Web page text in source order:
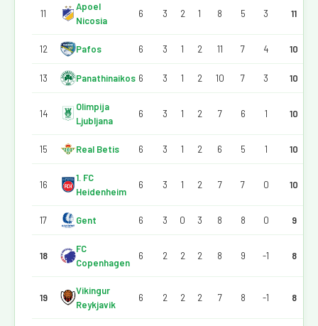
11
Apoel
Nicosia
6 3 2 1 8 5 3 11
12 Pafos 6 3 1 2 11 7 4 10
13 Panathinaikos 6 3 1 2 10 7 3 10
14
Olimpija
Ljubljana
6 3 1 2 7 6 1 10
15 Real Betis 6 3 1 2 6 5 1 10
16
1. FC
Heidenheim
6 3 1 2 7 7 0 10
17 Gent 6 3 0 3 8 8 0 9
18
FC
Copenhagen
6 2 2 2 8 9 -1 8
19
Vikingur
Reykjavik
6 2 2 2 7 8 -1 8